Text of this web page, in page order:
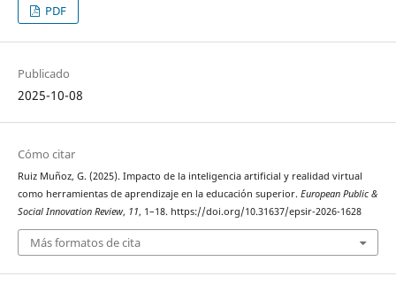
PDF
Publicado
2025-10-08
Cómo citar
Ruiz Muñoz, G. (2025). Impacto de la inteligencia artificial y realidad virtual
como herramientas de aprendizaje en la educación superior. European Public &
Social Innovation Review, 11, 1–18. https://doi.org/10.31637/epsir-2026-1628
Más formatos de cita